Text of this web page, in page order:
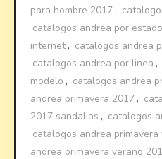
para hombre 2017 ,
catalogos andrea por estado
internet, catalogos andrea
catalogos andrea por linea ,
modelo , catalogos andrea
andrea primavera 2017 ,
2017 sandalias , catalogos
catalogos andrea
andrea primavera verano